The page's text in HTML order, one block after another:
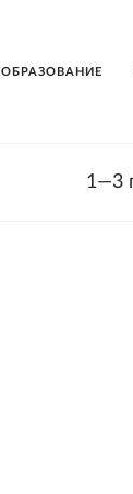
ОБРАЗОВАНИЕ
1—3